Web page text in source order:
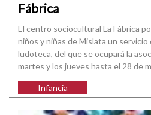
Fábrica
El centro sociocultural La Fábrica
niños y niñas de Mislata un servicio
ludoteca, del que se ocupará la
martes y los jueves hasta el 28 de
Infancia